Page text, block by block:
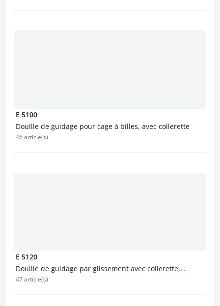
E 5100
Douille de guidage pour cage à billes, avec collerette
46 article(s)
E 5120
Douille de guidage par glissement avec collerette,
revêtement bronze
47 article(s)